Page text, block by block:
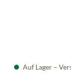
Auf Lager –